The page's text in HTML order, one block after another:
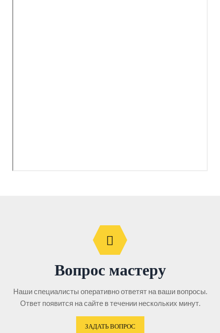
Вопрос мастеру
Наши специалисты оперативно ответят на ваши вопросы.
Ответ появится на сайте в течении нескольких минут.
ЗАДАТЬ ВОПРОС